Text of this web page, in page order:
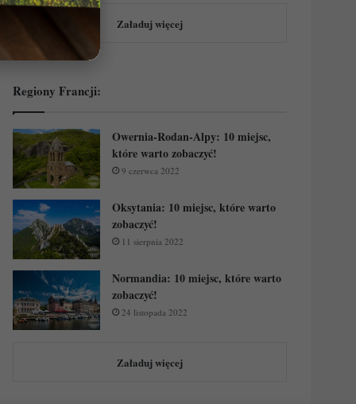
Załaduj więcej
Regiony Francji:
Owernia-Rodan-Alpy: 10 miejsc,
które warto zobaczyć!
9 czerwca 2022
Oksytania: 10 miejsc, które warto
zobaczyć!
11 sierpnia 2022
Normandia: 10 miejsc, które warto
zobaczyć!
24 listopada 2022
Załaduj więcej